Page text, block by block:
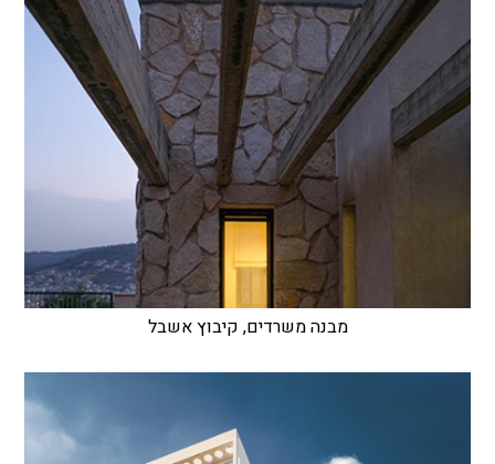
מבנה משרדים, קיבוץ אשבל